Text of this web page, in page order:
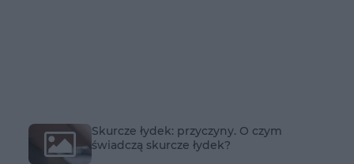
Skurcze łydek: przyczyny. O czym
świadczą skurcze łydek?